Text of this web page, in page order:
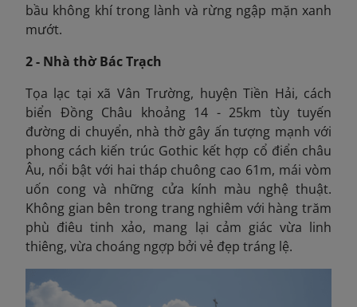
bầu không khí trong lành và rừng ngập mặn xanh
mướt.
2 - Nhà thờ Bác Trạch
Tọa lạc tại xã Vân Trường, huyện Tiền Hải, cách
biển Đồng Châu khoảng 14 - 25km tùy tuyến
đường di chuyển, nhà thờ gây ấn tượng mạnh với
phong cách kiến trúc Gothic kết hợp cổ điển châu
Âu, nổi bật với hai tháp chuông cao 61m, mái vòm
uốn cong và những cửa kính màu nghệ thuật.
Không gian bên trong trang nghiêm với hàng trăm
phù điêu tinh xảo, mang lại cảm giác vừa linh
thiêng, vừa choáng ngợp bởi vẻ đẹp tráng lệ.